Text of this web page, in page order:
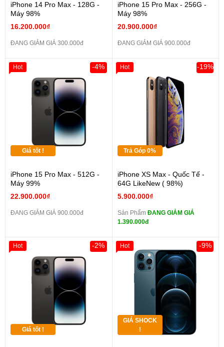
iPhone 14 Pro Max - 128G -
Máy 98%
16.200.000₫
ĐANG GIẢM GIÁ 300.000đ
iPhone 15 Pro Max - 256G -
Máy 98%
20.900.000₫
ĐANG GIẢM GIÁ 900.000đ
Giá tốt !
iPhone 15 Pro Max - 512G -
Máy 99%
22.900.000₫
-4%
ĐANG GIẢM GIÁ 900.000đ
Hot
Trả Góp 0%
iPhone XS Max - Quốc Tế -
64G LikeNew ( 98%)
5.900.000₫
-19%
Sản Phẩm ĐANG GIẢM GIÁ
1.390.000đ
Hot
Giá tốt !
-2%
Hot
GIÁ SHOCK
!
-9%
Hot